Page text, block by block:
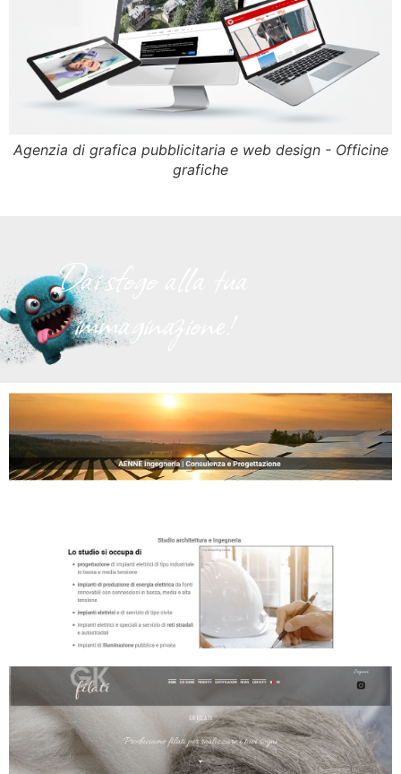
Agenzia di grafica pubblicitaria e web design - Officine
grafiche
Dai sfogo alla tua
immaginazione!